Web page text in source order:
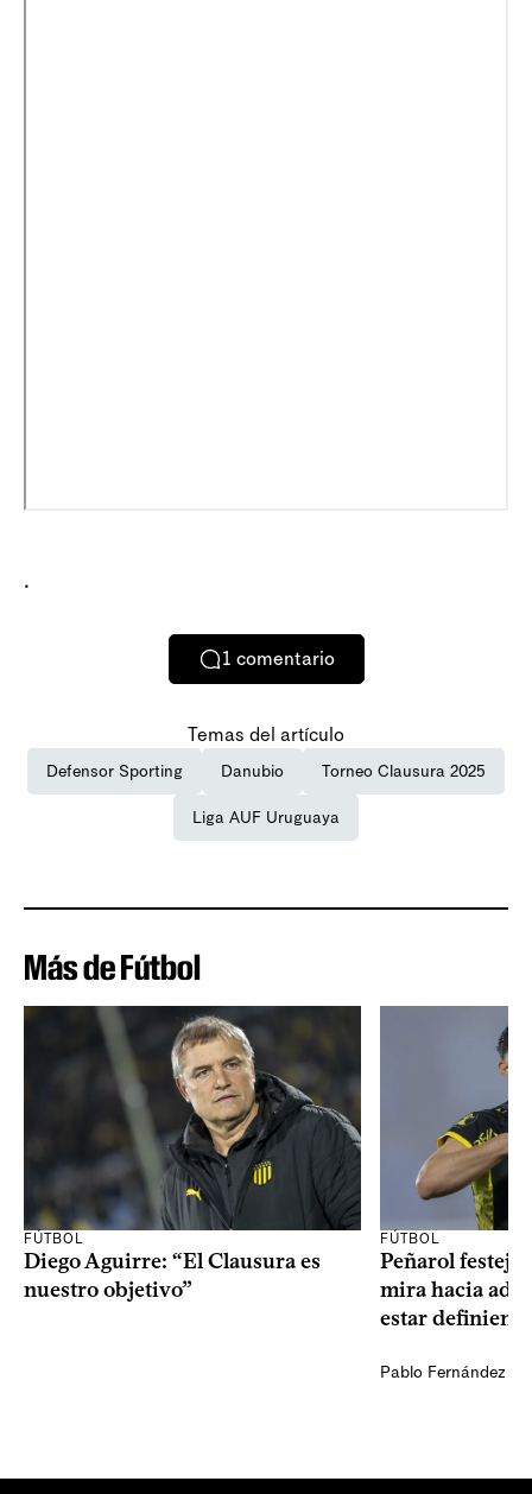
.
1 comentario
Temas del artículo
Defensor Sporting Danubio Torneo Clausura 2025
Liga AUF Uruguaya
Más de Fútbol
FÚTBOL
Diego Aguirre: “El Clausura es
nuestro objetivo”
FÚTBOL
Peñarol
mira hacia
estar
Pablo Fernández